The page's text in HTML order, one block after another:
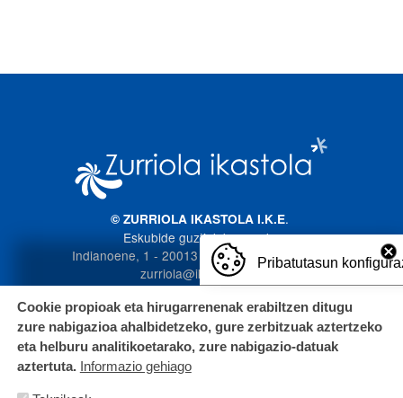
© ZURRIOLA IKASTOLA I.K.E.
Eskubide guztiak bere esku
Indianoene, 1 - 20013 Donostia. 943 272 587
zurriola@ikastola.eus
Pribatutasun
Cookie propioak eta hirugarrenenak erabiltzen ditugu
zure nabigazioa ahalbidetzeko, gure zerbitzuak aztertzeko
eta helburu analitikoetarako, zure nabigazio-datuak
aztertuta. Informazio gehiago